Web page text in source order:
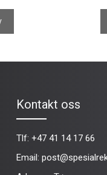
Kontakt oss
Tlf: +47 41 14 17 66
Email: